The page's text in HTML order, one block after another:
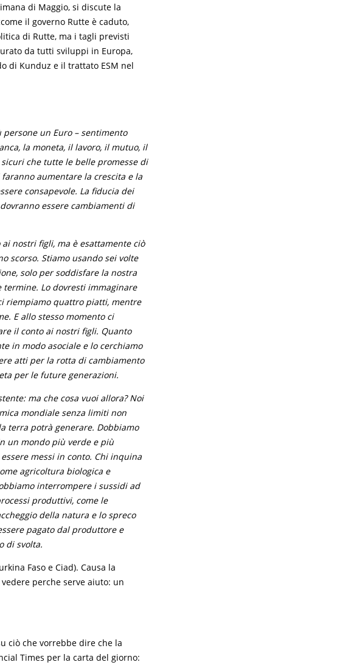
di Maggio, si discute la
il governo Rutte è caduto,
di Rutte, ma i tagli previsti
da tutti sviluppi in Europa,
di Kunduz e il trattato ESM nel
un Euro – sentimento
la moneta, il lavoro, il mutuo, il
che tutte le belle promesse di
aumentare la crescita e la
consapevole. La fiducia dei
essere cambiamenti di
nostri figli, ma è esattamente ciò
scorso. Stiamo usando sei volte
solo per soddisfare la nostra
Lo dovresti immaginare
riempiamo quattro piatti, mentre
E allo stesso momento ci
il conto ai nostri figli. Quanto
in modo asociale e lo cerchiamo
atti per la rotta di cambiamento
per le future generazioni.
ma che cosa vuoi allora? Noi
mondiale senza limiti non
terra potrà generare. Dobbiamo
un mondo più verde e più
messi in conto. Chi inquina
agricoltura biologica e
interrompere i sussidi ad
produttivi, come le
della natura e lo spreco
pagato dal produttore e
di svolta.
Faso e Ciad). Causa la
perche serve aiuto: un
ciò che vorrebbe dire che la
Times per la carta del giorno: